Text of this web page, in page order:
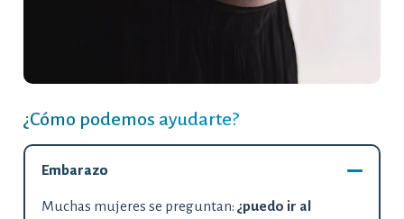
¿Cómo podemos ayudarte?
Embarazo
Muchas mujeres se preguntan: ¿puedo ir al